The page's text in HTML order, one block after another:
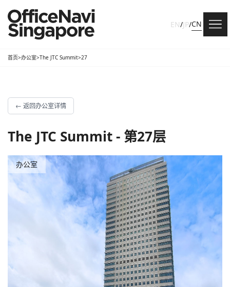
EN/JP/CN
首页>办公室>The JTC Summit>27
← 返回办公室详情
The JTC Summit - 第27层
办公室